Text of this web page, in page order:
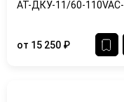
от 15 250 ₽